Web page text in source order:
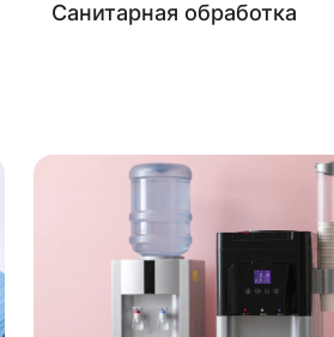
Санитарная обработка